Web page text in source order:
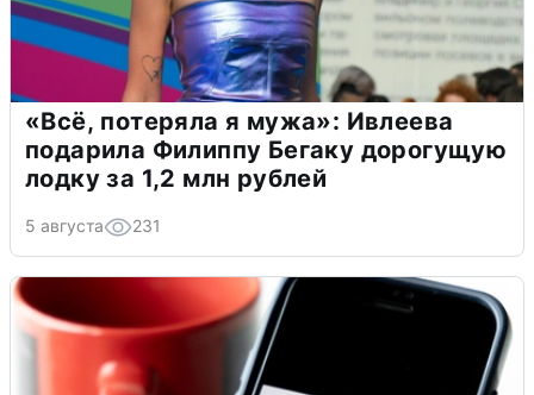
«Всё, потеряла я мужа»: Ивлеева
подарила Филиппу Бегаку дорогущую
лодку за 1,2 млн рублей
5 августа 231